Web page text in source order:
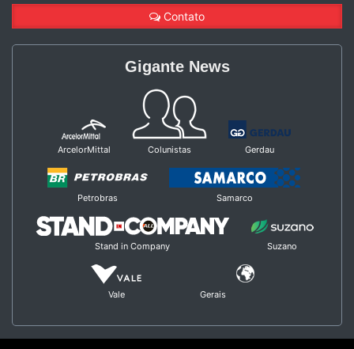
Contato
Gigante News
ArcelorMittal Colunistas Gerdau
Petrobras Samarco
Stand in Company Suzano
Vale Gerais